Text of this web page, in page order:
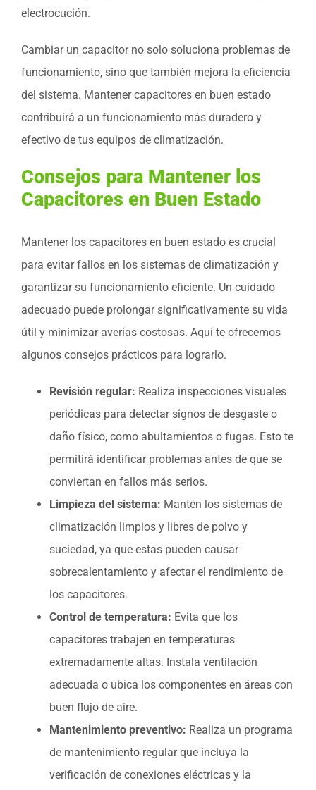
electrocución.
Cambiar un capacitor no solo soluciona problemas de
funcionamiento, sino que también mejora la eficiencia
del sistema. Mantener capacitores en buen estado
contribuirá a un funcionamiento más duradero y
efectivo de tus equipos de climatización.
Consejos para Mantener los
Capacitores en Buen Estado
Mantener los capacitores en buen estado es crucial
para evitar fallos en los sistemas de climatización y
garantizar su funcionamiento eficiente. Un cuidado
adecuado puede prolongar significativamente su vida
útil y minimizar averías costosas. Aquí te ofrecemos
algunos consejos prácticos para lograrlo.
Revisión regular: Realiza inspecciones visuales
periódicas para detectar signos de desgaste o
daño físico, como abultamientos o fugas. Esto te
permitirá identificar problemas antes de que se
conviertan en fallos más serios.
Limpieza del sistema: Mantén los sistemas de
climatización limpios y libres de polvo y
suciedad, ya que estas pueden causar
sobrecalentamiento y afectar el rendimiento de
los capacitores.
Control de temperatura: Evita que los
capacitores trabajen en temperaturas
extremadamente altas. Instala ventilación
adecuada o ubica los componentes en áreas con
buen flujo de aire.
Mantenimiento preventivo: Realiza un programa
de mantenimiento regular que incluya la
verificación de conexiones eléctricas y la